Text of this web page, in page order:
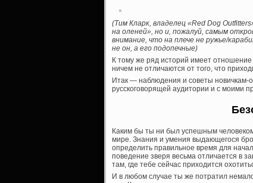
(Тим Кларк, владелец «Red Dog
на оленей», но и, пожалуй, самым
внимание, что на плече не ружье/
не он, а его подопечные)
К тому же ряд историй имеет отношение
ничем не отличаются от того, что
Итак — наблюдения и советы новичкам-
русскоговорящей аудитории и с моими
Каким бы ты ни был успешным
мире. Знания и умения выдающегося
определить правильное время для
поведение зверя весьма отличается в
там, где тебе сейчас приходится
И в любом случае ты же потратил